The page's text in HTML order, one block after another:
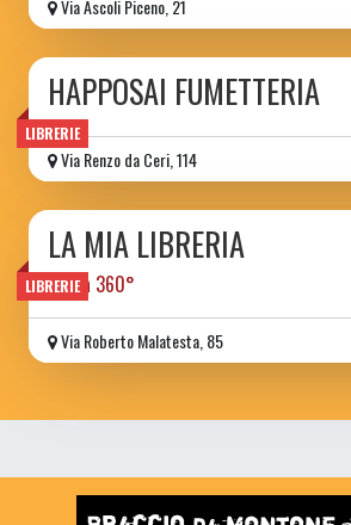
Via Ascoli Piceno, 21
LIBRERIE
HAPPOSAI FUMETTERIA
Via Renzo da Ceri, 114
LIBRERIE
LA MIA LIBRERIA
libri a 360°
Via Roberto Malatesta, 85